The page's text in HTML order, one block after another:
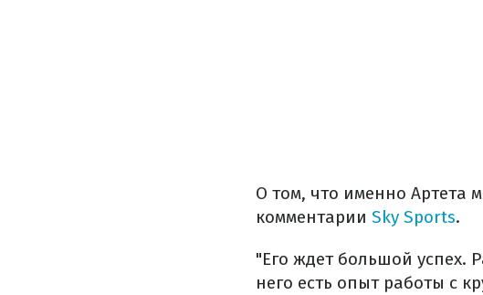
О том, что именно Артета
комментарии Sky Sports.
"Его ждет большой успех.
него есть опыт работы с